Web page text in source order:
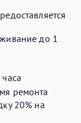
до 1
ремонта
20% на